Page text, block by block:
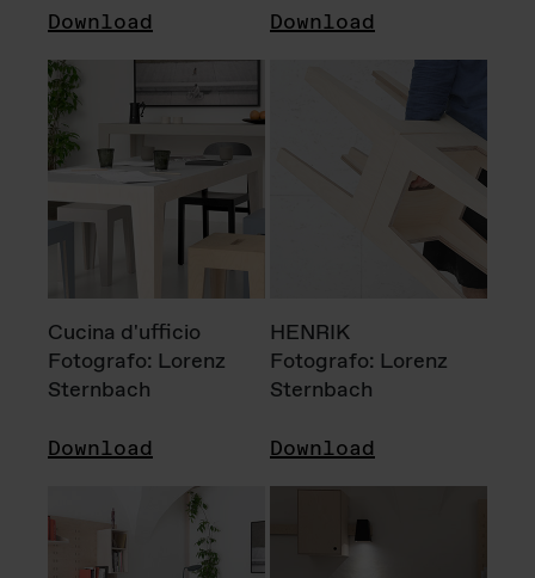
Download Download
Cucina d'ufficio
Fotografo: Lorenz
Sternbach
Download
HENRIK
Fotografo: Lorenz
Sternbach
Download